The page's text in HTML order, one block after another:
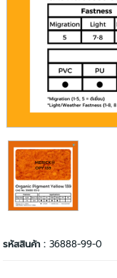
รหัสสินค้า :36888-99-0